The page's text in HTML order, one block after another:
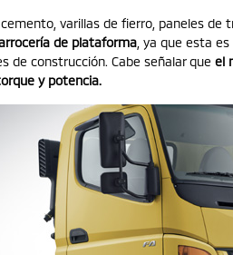
varillas de fierro, paneles de
de plataforma, ya que esta
construcción. Cabe señalar que el
y potencia.